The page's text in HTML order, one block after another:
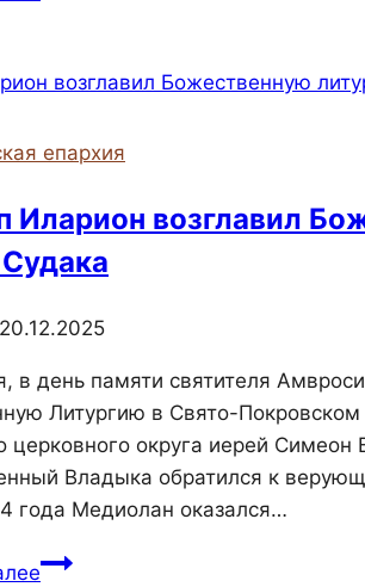
техникуме
секретарём
Феодосийской
епархия
Иларион возглавил
20.12.2025
в день памяти святителя
Литургию в Свято-
церковного округа иерей
Владыка обратился к
года Медиолан оказался…
Епископ